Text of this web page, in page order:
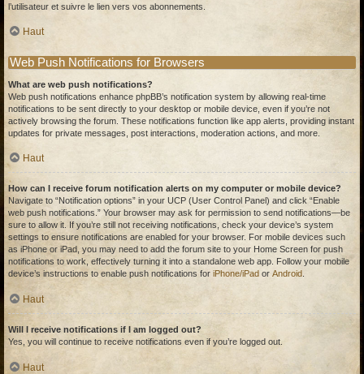
l’utilisateur et suivre le lien vers vos abonnements.
Haut
Web Push Notifications for Browsers
What are web push notifications?
Web push notifications enhance phpBB’s notification system by allowing real-time
notifications to be sent directly to your desktop or mobile device, even if you’re not
actively browsing the forum. These notifications function like app alerts, providing instant
updates for private messages, post interactions, moderation actions, and more.
Haut
How can I receive forum notification alerts on my computer or mobile device?
Navigate to “Notification options” in your UCP (User Control Panel) and click “Enable
web push notifications.” Your browser may ask for permission to send notifications—be
sure to allow it. If you’re still not receiving notifications, check your device’s system
settings to ensure notifications are enabled for your browser. For mobile devices such
as iPhone or iPad, you may need to add the forum site to your Home Screen for push
notifications to work, effectively turning it into a standalone web app. Follow your mobile
device’s instructions to enable push notifications for iPhone/iPad or Android
Haut
Will I receive notifications if I am logged out?
Yes, you will continue to receive notifications even if you’re logged out.
Haut